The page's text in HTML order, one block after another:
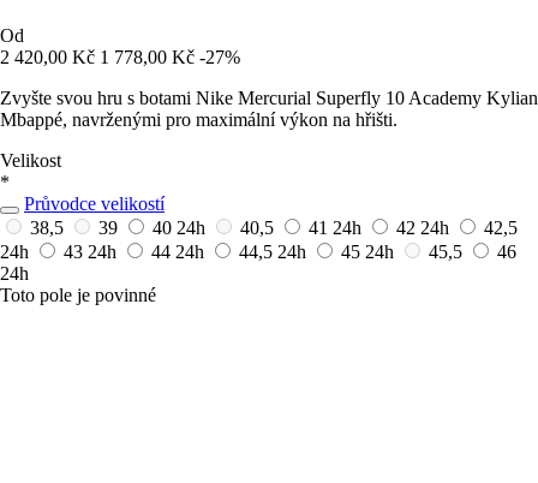
Od
2 420,00 Kč 1 778,00 Kč -27%
Zvyšte svou hru s botami Nike Mercurial Superfly 10 Academy Kylian
Mbappé, navrženými pro maximální výkon na hřišti.
Velikost
*
Průvodce velikostí
38,5
39 40 24h 40,5 41 24h 42 24h
42,5
24h
43 24h 44 24h 44,5 24h 45 24h 45,5
46
24h
Toto pole je povinné